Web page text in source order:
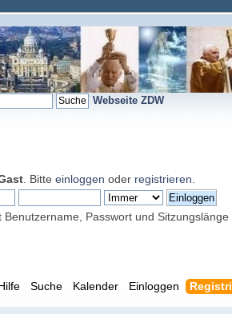
Webseite ZDW
. Bitte einloggen oder registrieren
Benutzername, Passwort und Sitzungslänge
Suche Kalender Einloggen